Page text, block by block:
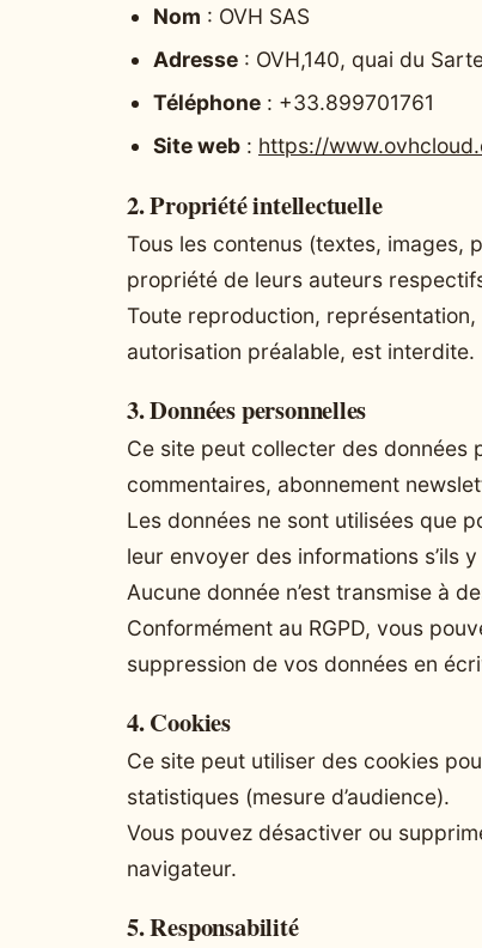
Nom : OVH SAS
Adresse : OVH,140, quai du
Téléphone : +33.899701761
Site web : https://
2. Propriété intellectuelle
Tous les contenus (textes, images,
propriété de leurs auteurs
Toute reproduction,
autorisation préalable, est interdite.
3. Données personnelles
Ce site peut collecter des données
commentaires, abonnement
Les données ne sont utilisées que
leur envoyer des informations s’ils
Aucune donnée n’est transmise à
Conformément au RGPD, vous
suppression de vos données en
4. Cookies
Ce site peut utiliser des cookies
statistiques (mesure d’audience).
Vous pouvez désactiver ou
navigateur.
5. Responsabilité